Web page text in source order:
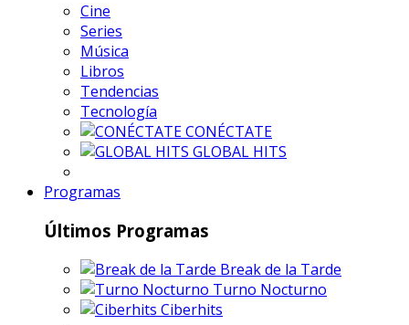
Cine
Series
Música
Libros
Tendencias
Tecnología
CONÉCTATE
GLOBAL HITS
Programas
Últimos Programas
Break de la Tarde
Turno Nocturno
Ciberhits